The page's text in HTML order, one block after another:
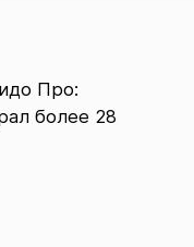
Про:
более 28